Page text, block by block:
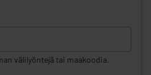
välilyöntejä tai maakoodia.